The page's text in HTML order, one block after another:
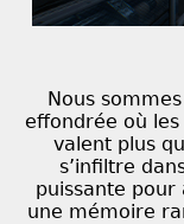
Nous
effondrée où
valent plus
s’infiltre
puissante
une mémoire